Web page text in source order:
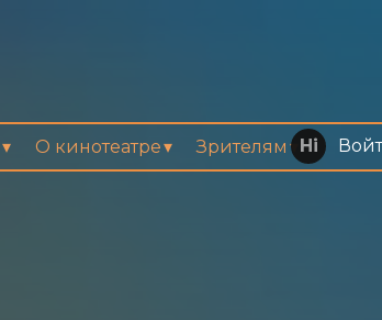
О кинотеатре Зрителям